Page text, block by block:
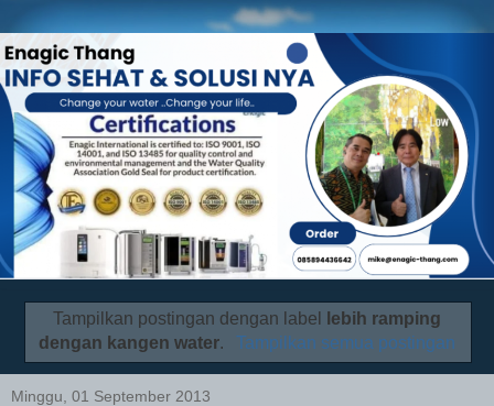
Tampilkan postingan dengan label
lebih ramping
dengan kangen water. Tampilkan semua postingan
Minggu, 01 September 2013